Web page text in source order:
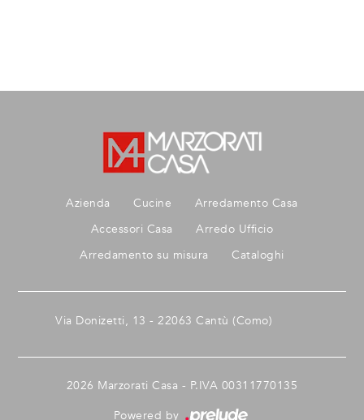
Azienda Cucine
Arredamento Casa
Accessori Casa
Arredo Ufficio
Arredamento su misura
Cataloghi
Via Donizetti, 13 - 22063 Cantù (Como)
2026 Marzorati Casa - P.IVA 00311770135
Powered by